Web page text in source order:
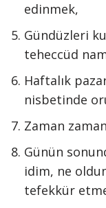
edinmek,
Gündüzleri
teheccüd
Haftalık
nisbetinde
Zaman
Günün
idim, ne
tefekkür